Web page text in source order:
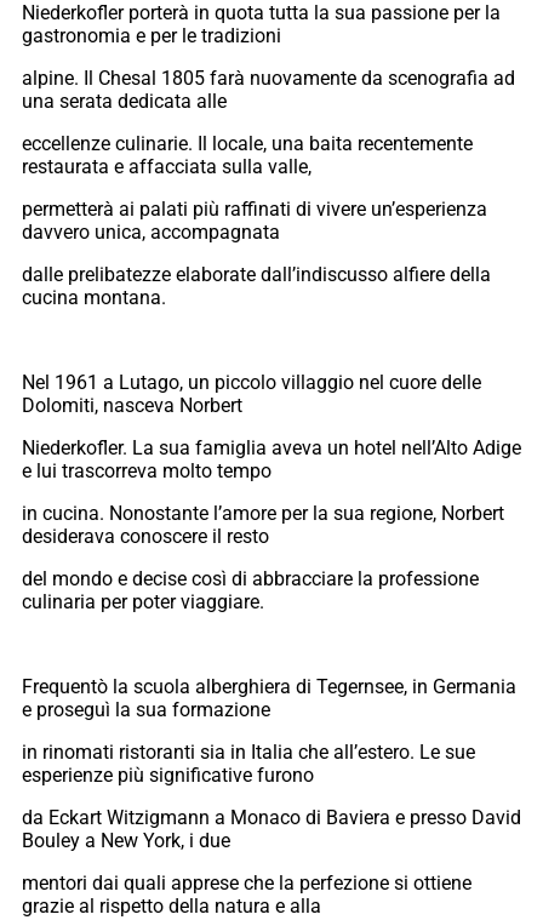
Niederkofler porterà in quota tutta la sua passione per la
gastronomia e per le tradizioni
alpine. Il Chesal 1805 farà nuovamente da scenografia ad
una serata dedicata alle
eccellenze culinarie. Il locale, una baita recentemente
restaurata e affacciata sulla valle,
permetterà ai palati più raffinati di vivere un’esperienza
davvero unica, accompagnata
dalle prelibatezze elaborate dall’indiscusso alfiere della
cucina montana.
Nel 1961 a Lutago, un piccolo villaggio nel cuore delle
Dolomiti, nasceva Norbert
Niederkofler. La sua famiglia aveva un hotel nell’Alto Adige
e lui trascorreva molto tempo
in cucina. Nonostante l’amore per la sua regione, Norbert
desiderava conoscere il resto
del mondo e decise così di abbracciare la professione
culinaria per poter viaggiare.
Frequentò la scuola alberghiera di Tegernsee, in Germania
e proseguì la sua formazione
in rinomati ristoranti sia in Italia che all’estero. Le sue
esperienze più significative furono
da Eckart Witzigmann a Monaco di Baviera e presso David
Bouley a New York, i due
mentori dai quali apprese che la perfezione si ottiene
grazie al rispetto della natura e alla